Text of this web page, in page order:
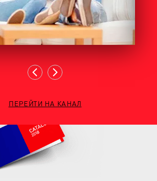
ПЕРЕЙТИ НА КАНАЛ